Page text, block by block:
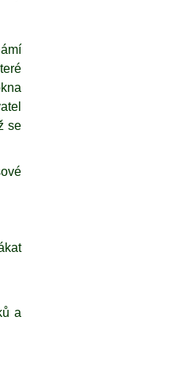
se
a